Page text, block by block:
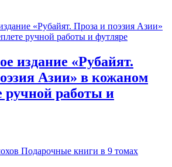
издание «Рубайят.
Азии» в кожаном
ручной работы и